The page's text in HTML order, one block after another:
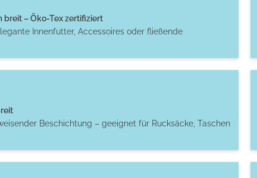
breit – Öko-Tex zertifiziert
Innenfutter, Accessoires oder fließende
Beschichtung – geeignet für Rucksäcke, Taschen